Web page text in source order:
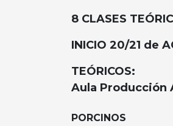
8 CLASES
INICIO 20/21 de
TEÓRICOS:
Aula Producción
PORCINOS